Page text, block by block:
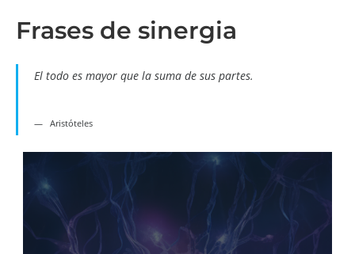
Frases de sinergia
El todo es mayor que la suma de sus partes.
Aristóteles